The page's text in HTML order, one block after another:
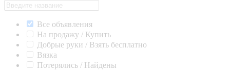
Все объявления
На продажу / Купить
Добрые руки / Взять бесплатно
Вязка
Потерялись / Найдены